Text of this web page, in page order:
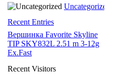
Uncategorized
Recent Entries
Вершинка Favorite Skyline
TIP SKY832L 2.51 m 3-12g
Ex.Fast
Recent Visitors